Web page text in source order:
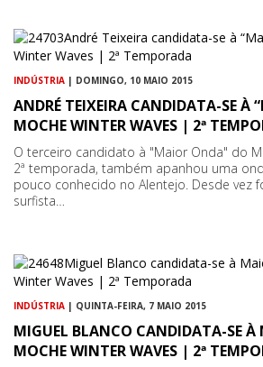
INDÚSTRIA | DOMINGO, 10 MAIO 2015
ANDRÉ TEIXEIRA CANDIDATA-SE À
MOCHE WINTER WAVES | 2ª
O terceiro candidato à "Maior Onda" do
2ª temporada, também apanhou uma
pouco conhecido no Alentejo. Desde vez
surfista…
INDÚSTRIA | QUINTA-FEIRA, 7 MAIO 2015
MIGUEL BLANCO CANDIDATA-SE
MOCHE WINTER WAVES | 2ª